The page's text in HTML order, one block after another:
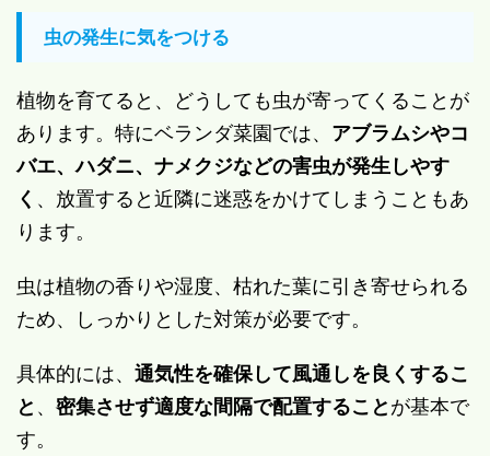
虫の発生に気をつける
植物を育てると、どうしても虫が寄ってくることが
あります。特にベランダ菜園では、 アブラムシやコ
バエ、ハダニ、ナメクジなどの害虫が発生しやす
く 、放置すると近隣に迷惑をかけてしまうこともあ
ります。
虫は植物の香りや湿度、枯れた葉に引き寄せられる
ため、しっかりとした対策が必要です。
具体的には、 通気性を確保して風通しを良くするこ
と 、 密集させず適度な間隔で配置することが基本で
す。